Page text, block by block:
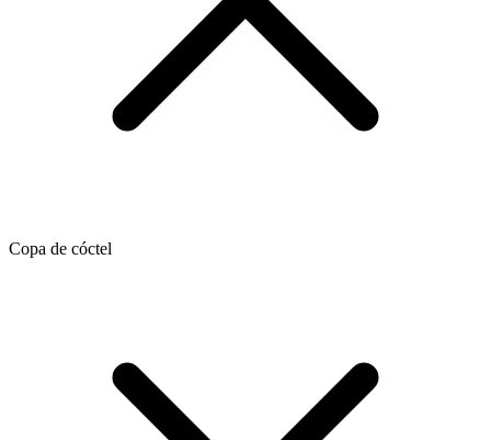
Copa de cóctel